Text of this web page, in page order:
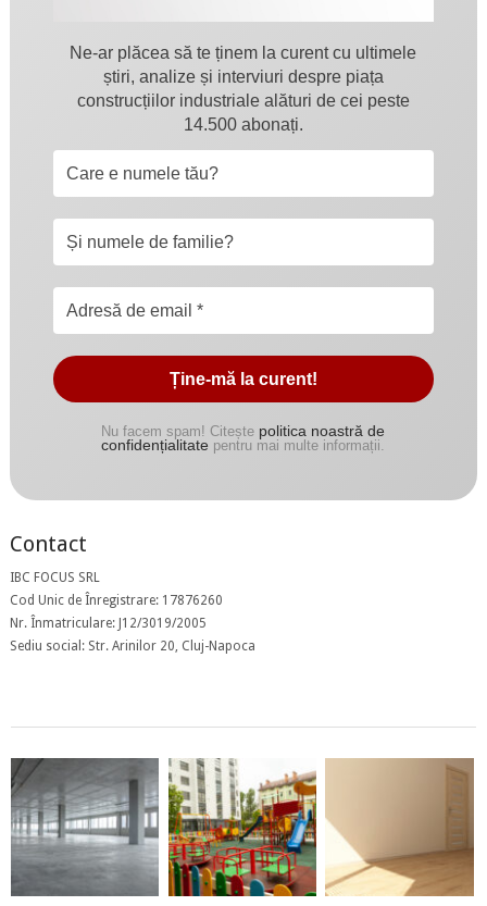
Ne-ar plăcea să te ținem la curent cu ultimele
știri, analize și interviuri despre piața
construcțiilor industriale alături de cei peste
14.500 abonați.
Nu facem spam! Citește politica noastră de
confidențialitate pentru mai multe informații.
Contact
IBC FOCUS SRL
Cod Unic de Înregistrare: 17876260
Nr. Înmatriculare: J12/3019/2005
Sediu social: Str. Arinilor 20, Cluj-Napoca